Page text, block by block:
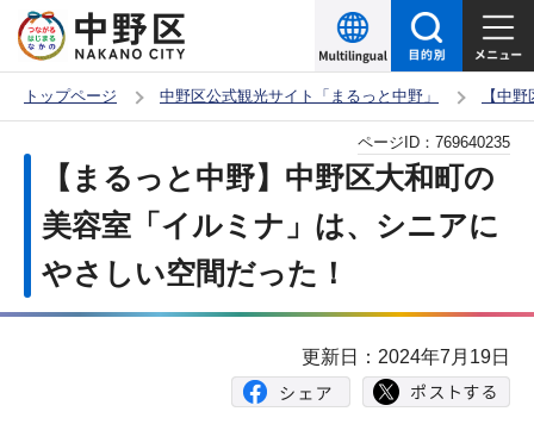
の
ー
す
トップページ 中野区公式観光サイト「まるっと中野」 【中
【まるっと中野】中野区大和町の
美容室「イルミナ」は、シニアに
やさしい空間だった！
ページID： 769640235
更新日：2024年7月19日